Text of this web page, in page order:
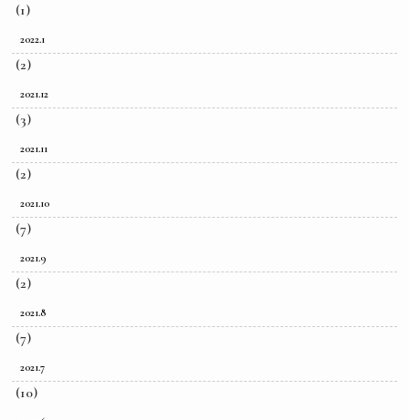
(1)
2022.1
(2)
2021.12
(3)
2021.11
(2)
2021.10
(7)
2021.9
(2)
2021.8
(7)
2021.7
(10)